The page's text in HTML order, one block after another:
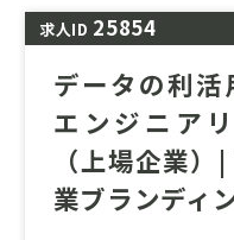
近いところでソフ
事業を展開してい
技術者の派遣や労
設計や開発を一貫
社員同士が近い
に切磋琢磨しなが
求人ID 25854
データの利活
エンジニア
（上場企業
業ブランディ